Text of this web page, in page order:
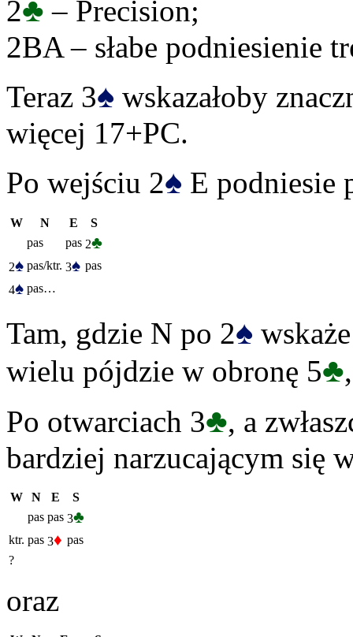
2♣ – Precision;
2BA – słabe podniesienie
Teraz 3♠ wskazałoby
więcej 17+PC.
Po wejściu 2♠ E podniesie
W N E
S
pas
pas 2♣
2♠ pas/ktr. 3♠ pas
4♠ pas…
Tam, gdzie N po 2♠
wielu pójdzie w obronę 5♣
Po otwarciach 3♣, a
bardziej narzucającym się
W N E
S
pas pas 3♣
ktr. pas 3♦ pas
?
oraz